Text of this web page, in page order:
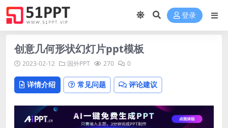
登录
创意几何形状幻灯片ppt模板
2023-02-12 国外PPT 270 0
详情介绍 常见问题 评论建议